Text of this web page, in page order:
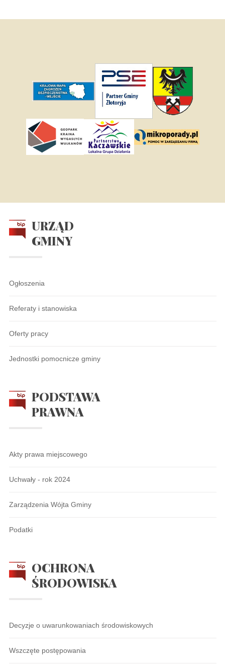
URZĄD
GMINY
Ogłoszenia
Referaty i stanowiska
Oferty pracy
Jednostki pomocnicze gminy
PODSTAWA
PRAWNA
Akty prawa miejscowego
Uchwały - rok 2024
Zarządzenia Wójta Gminy
Podatki
OCHRONA
ŚRODOWISKA
Decyzje o uwarunkowaniach środowiskowych
Wszczęte postępowania